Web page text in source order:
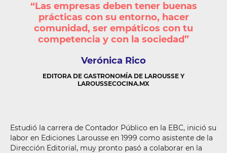
“Las empresas deben tener buenas
prácticas con su entorno, hacer
comunidad, ser empáticos con tu
competencia y con la sociedad”
Verónica Rico
EDITORA DE GASTRONOMÍA DE LAROUSSE Y
LAROUSSECOCINA.MX
Estudió la carrera de Contador Público en la EBC, inició su
labor en Ediciones Larousse en 1999 como asistente de la
Dirección Editorial, muy pronto pasó a colaborar en la